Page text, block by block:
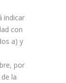
indicar
con
a) y
por
la